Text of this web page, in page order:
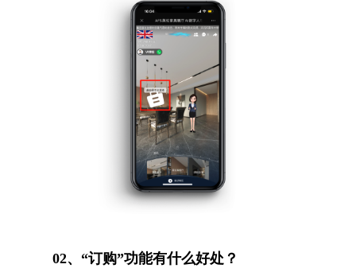
02、“订购”功能有什么好处？